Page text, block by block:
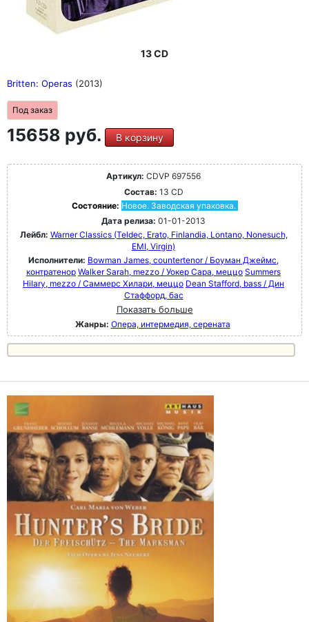
13 CD
Britten: Operas (2013)
Под заказ
15658 руб. В корзину
Артикул: CDVP 697556
Состав: 13 CD
Состояние: Новое. Заводская упаковка.
Дата релиза: 01-01-2013
Лейбл: Warner Classics (Teldec, Erato, Finlandia, Lontano, Nonesuch,
EMI, Virgin)
Исполнители: Bowman James, countertenor / Боуман Джеймс,
контратенор Walker Sarah, mezzo / Уокер Сара, меццо Summers
Hilary, mezzo / Саммерс Хилари, меццо Dean Stafford, bass / Дин
Стаффорд, бас
Показать больше
Жанры: Опера, интермедия, серената